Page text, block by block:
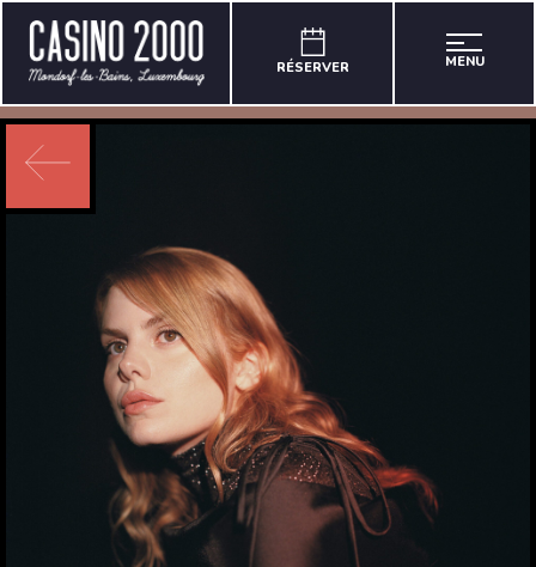
RÉSERVER MENU